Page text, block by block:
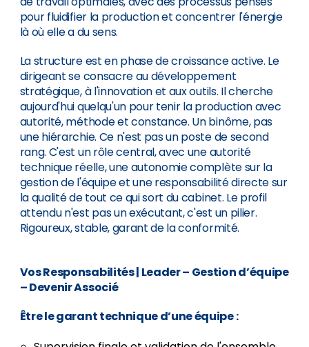
pour fluidifier la production et concentrer l'énergie
là où elle a du sens.
La structure est en phase de croissance active. Le
dirigeant se consacre au développement
stratégique, à l'innovation et aux outils. Il cherche
aujourd'hui quelqu'un pour tenir la production avec
autorité, méthode et constance. Un binôme, pas
une hiérarchie. Ce n'est pas un poste de second
rang. C'est un rôle central, avec une autorité
technique réelle, une autonomie complète sur la
gestion de l'équipe et une responsabilité directe sur
la qualité de tout ce qui sort du cabinet. Le profil
attendu n'est pas un exécutant, c'est un pilier.
Rigoureux, stable, garant de la conformité.
Vos Responsabilités| Leader – Gestion d’équipe
– Devenir Associé
Être le garant technique d’une équipe :